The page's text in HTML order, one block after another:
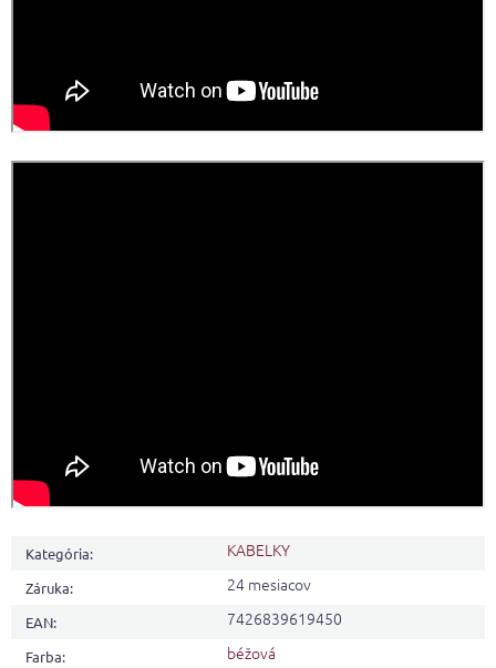
Kategória: KABELKY
Záruka: 24 mesiacov
EAN: 7426839619450
Farba: béžová